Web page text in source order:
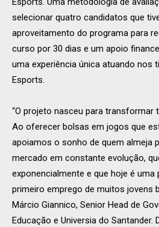
selecionar quatro candidatos que
aproveitamento do programa para
curso por 30 dias e um apoio
uma experiência única atuando nos
Esports.
“O projeto nasceu para transformar
Ao oferecer bolsas em jogos que
apoiamos o sonho de quem almeja
mercado em constante evolução,
exponencialmente e que hoje é uma
primeiro emprego de muitos jovens
Márcio Giannico, Senior Head de
Educação e Universia do Santander.